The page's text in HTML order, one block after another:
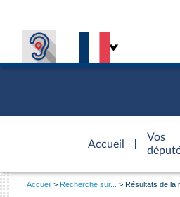
Accueil
d'accueil
Vos
Vous
Accueil Recherche sur... Résultats de la